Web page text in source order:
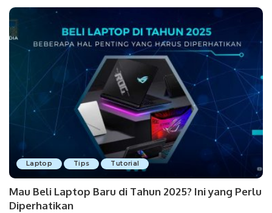
Laptop Tips Tutorial
Mau Beli Laptop Baru di Tahun 2025? Ini yang Perlu
Diperhatikan